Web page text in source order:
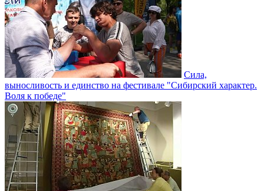
Сила,
выносливость и единство на фестивале "Сибирский характер.
Воля к победе"